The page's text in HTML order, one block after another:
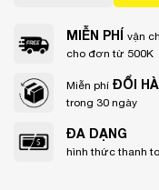
MIỄN PHÍ vận
cho đơn từ 500K
Miễn phí ĐỔI
trong 30 ngày
ĐA DẠNG
hình thức thanh